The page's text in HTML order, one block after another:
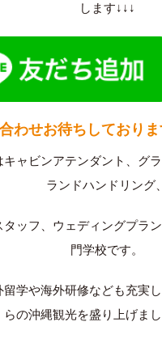
します↓↓↓
わせお待ちしておりま
キャビンアテンダント、グ
ランドハンドリング、
タッフ、ウェディングプラ
門学校です。
留学や海外研修なども充実
らの沖縄観光を盛り上げまし